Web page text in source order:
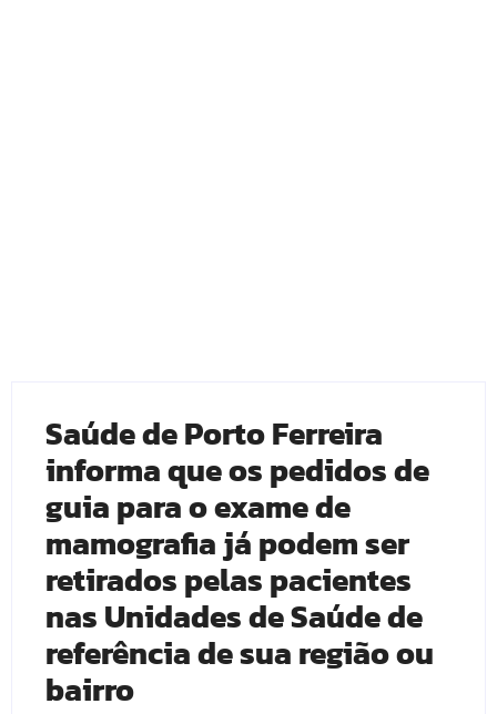
Saúde de Porto Ferreira
informa que os pedidos de
guia para o exame de
mamografia já podem ser
retirados pelas pacientes
nas Unidades de Saúde de
referência de sua região ou
bairro